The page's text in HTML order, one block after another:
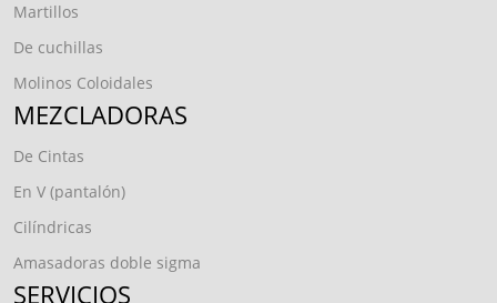
Martillos
De cuchillas
Molinos Coloidales
MEZCLADORAS
De Cintas
En V (pantalón)
Cilíndricas
Amasadoras doble sigma
SERVICIOS